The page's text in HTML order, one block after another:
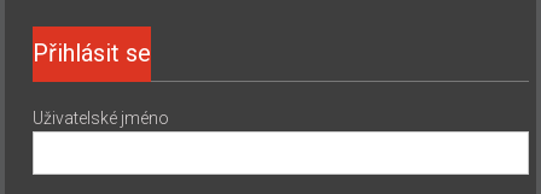
Přihlásit se
Uživatelské jméno